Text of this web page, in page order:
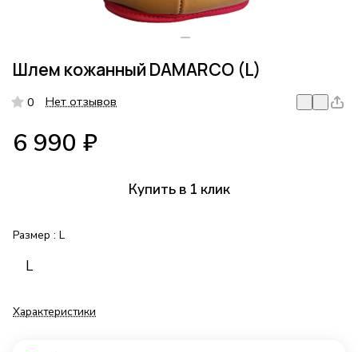
Шлем кожанный DAMARCO (L)
0 Нет отзывов
6 990 ₽
Купить в 1 клик
Размер : L
L
Характеристики